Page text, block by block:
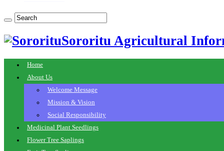
Sororitu Agricultural
Home
About Us
Welcome Message
Mission & Vision
Social Responsibility
Medicinal Plant Seedlings
Flower Tree Saplings